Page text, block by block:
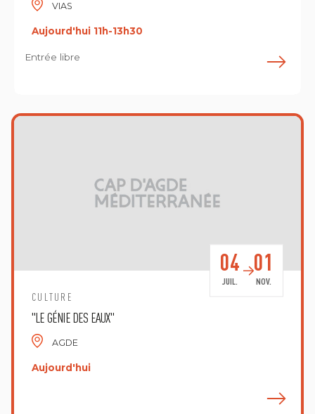
VIAS
Aujourd'hui 11h-13h30
Entrée libre
CULTURE
"LE GÉNIE DES EAUX"
AGDE
Aujourd'hui
04
JUIL.
01
NOV.